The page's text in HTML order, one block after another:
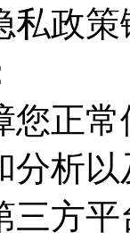
私政
您正
分析
三方